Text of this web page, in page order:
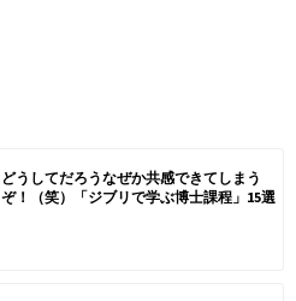
どうしてだろうなぜか共感できてしまう
ぞ！（笑）「ジブリで学ぶ博士課程」15選